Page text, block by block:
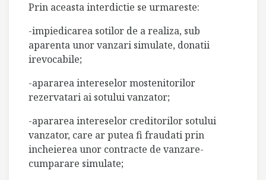
Prin aceasta interdictie se urmareste:
-impiedicarea sotilor de a realiza, sub
aparenta unor vanzari simulate, donatii
irevocabile;
-apararea intereselor mostenitorilor
rezervatari ai sotului vanzator;
-apararea intereselor creditorilor sotului
vanzator, care ar putea fi fraudati prin
incheierea unor contracte de vanzare-
cumparare simulate;